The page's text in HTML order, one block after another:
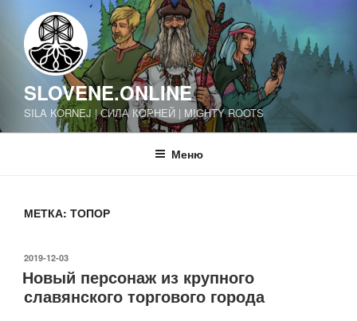
содержимому
SLOVENE.ONLINE
SILA KORNEJ | СИЛА КОРНЕЙ | MIGHTY ROOTS
Меню
МЕТКА: ТОПОР
ОПУБЛИКОВАНО
2019-12-03
Новый персонаж из крупного
славянского торгового города